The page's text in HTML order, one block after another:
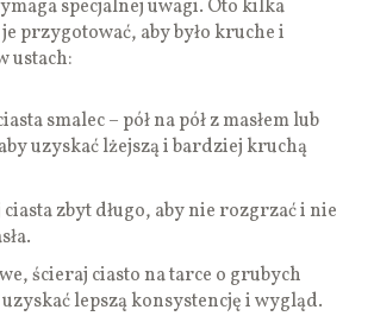
specjalnej uwagi. Oto kilka
przygotować, aby było kruche i
ustach:
smalec – pół na pół z masłem lub
uzyskać lżejszą i bardziej kruchą
zbyt długo, aby nie rozgrzać i nie
ścieraj ciasto na tarce o grubych
lepszą konsystencję i wygląd.